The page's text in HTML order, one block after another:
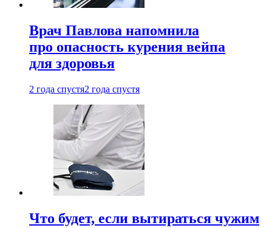
Врач Павлова напомнила
про опасность курения вейпа
для здоровья
2 года спустя2 года спустя
Что будет, если вытираться чужим